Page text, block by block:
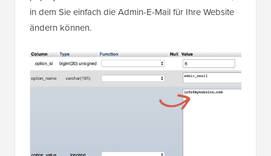
in dem Sie einfach die Admin-E-Mail für Ihre Website
ändern können.